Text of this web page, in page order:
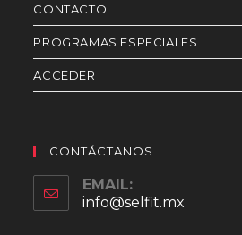
CONTACTO
PROGRAMAS ESPECIALES
ACCEDER
CONTÁCTANOS
EMAIL:
info@selfit.mx